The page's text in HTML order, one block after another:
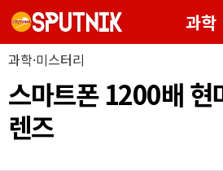
과학
과학·미스터리
스마트폰 1200배 현
렌즈